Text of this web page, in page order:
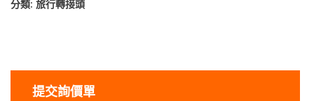
分類: 旅行轉接頭
提交詢價單